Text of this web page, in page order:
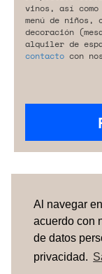
Al navegar
acuerdo con
de datos
privacidad.
vinos, así
menú de niños,
decoración
alquiler de
contacto con
¿No has
TÉRMINOS Y
CÓMO FUNCIONA